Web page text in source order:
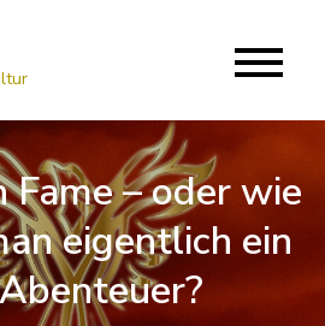
– oder wie
eigentlich ein